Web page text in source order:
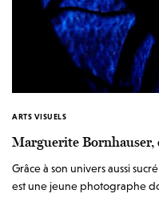
ARTS VISUELS
Marguerite Bornhauser,
Grâce à son univers aussi
est une jeune photographe